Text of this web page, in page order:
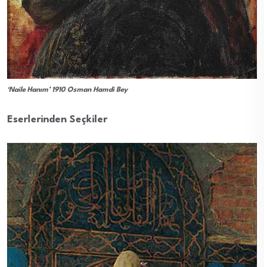
‘Naile Hanım’ 1910 Osman Hamdi Bey
Eserlerinden Seçkiler